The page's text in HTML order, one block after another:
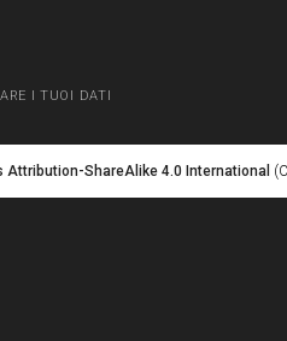
I TUOI DATI
Attribution-ShareAlike 4.0 International